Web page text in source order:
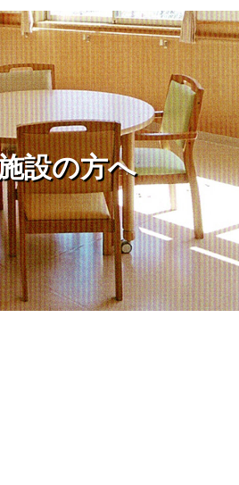
設の方へ